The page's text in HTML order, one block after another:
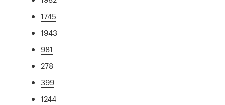
1745
1943
981
278
399
1244